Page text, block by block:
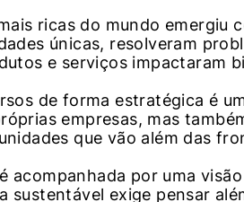
ricas do mundo emergiu
únicas, resolveram
e serviços impactaram
de forma estratégica é
empresas, mas
que vão além das
acompanhada por uma
exige pensar